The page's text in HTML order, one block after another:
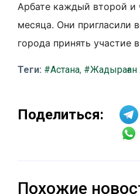
Арбате каждый второй и
месяца. Они пригласили
города принять участие
Теги: #Астана, #Жадыраған
Поделиться:
Похожие